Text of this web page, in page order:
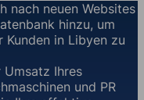
nach neuen Websites
hinzu, um
in Libyen zu
Ihres
und PR